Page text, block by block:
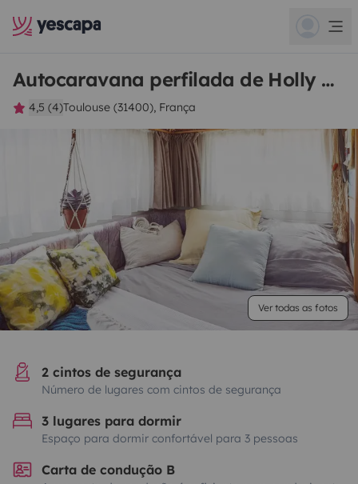
Autocaravana perfilada de Holly Zara
4,5 (4)Toulouse (31400), França
Ver todas as fotos
2 cintos de segurança
Número de lugares com cintos de segurança
3 lugares para dormir
Espaço para dormir confortável para 3 pessoas
Carta de condução B